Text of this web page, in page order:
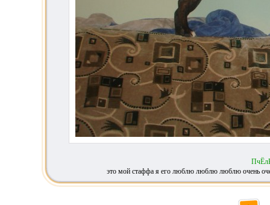
это мой стаффа я его люблю люблю люблю очень